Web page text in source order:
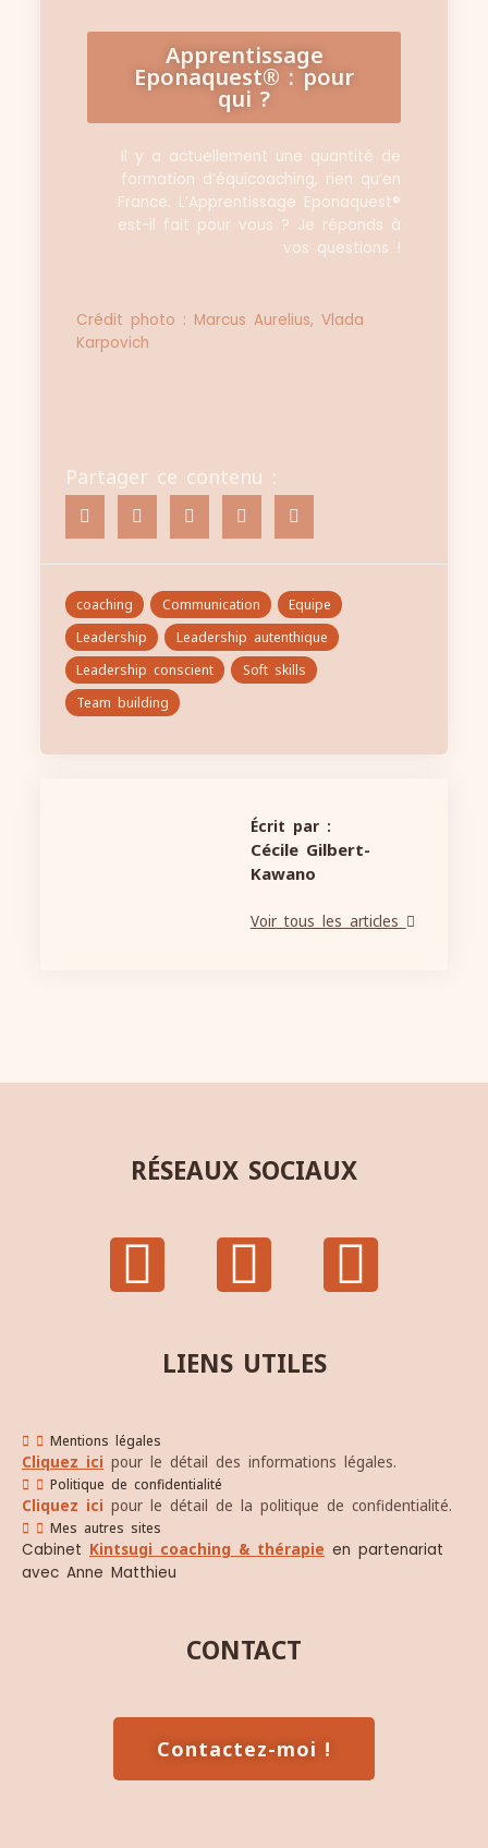
Apprentissage
Eponaquest® : pour
qui ?
Il y a actuellement une quantité de
formation d’équicoaching, rien qu’en
France. L’Apprentissage Eponaquest®
est-il fait pour vous ? Je réponds à
vos questions !
Crédit photo : Marcus Aurelius, Vlada
Karpovich
Partager ce contenu :
coaching Communication
Equipe
Leadership
Leadership autenthique
Leadership conscient
Soft skills
Team building
Écrit par :
Cécile Gilbert-
Kawano
Voir tous les articles
RÉSEAUX SOCIAUX
LIENS UTILES
Mentions légales
Cliquez ici pour le détail des informations légales.
Politique de confidentialité
Cliquez ici pour le détail de la politique de confidentialité.
Mes autres sites
Cabinet Kintsugi coaching & thérapie en partenariat
avec Anne Matthieu
CONTACT
Contactez-moi !